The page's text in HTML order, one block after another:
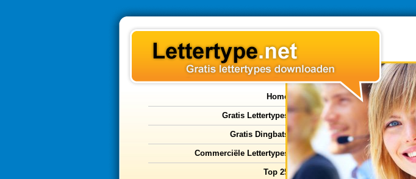
Home
Gratis Lettertypes
Gratis Dingbats
Commerciële Lettertypes
Top 25